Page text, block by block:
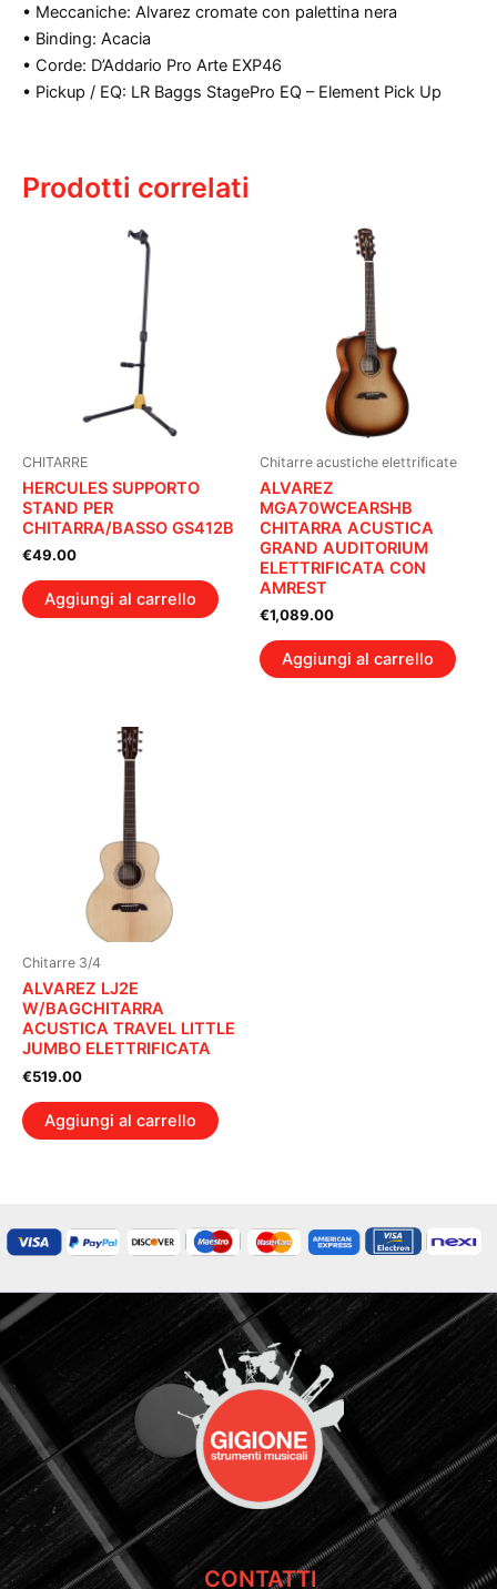
• Meccaniche: Alvarez cromate con palettina nera
• Binding: Acacia
• Corde: D’Addario Pro Arte EXP46
• Pickup / EQ: LR Baggs StagePro EQ – Element Pick Up
Prodotti correlati
CHITARRE
HERCULES SUPPORTO
STAND PER
CHITARRA/BASSO GS412B
€49.00
Aggiungi al carrello
Chitarre acustiche elettrificate
ALVAREZ
MGA70WCEARSHB
CHITARRA ACUSTICA
GRAND AUDITORIUM
ELETTRIFICATA CON
AMREST
€1,089.00
Aggiungi al carrello
Chitarre 3/4
ALVAREZ LJ2E
W/BAGCHITARRA
ACUSTICA TRAVEL LITTLE
JUMBO ELETTRIFICATA
€519.00
Aggiungi al carrello
CONTATTI